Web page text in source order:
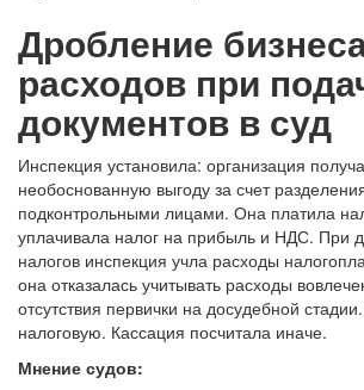
Дробление
расходов при
документов в суд
Инспекция установила: организация
необоснованную выгоду за счет
подконтрольными лицами. Она платила
уплачивала налог на прибыль и НДС. При
налогов инспекция учла расходы
она отказалась учитывать расходы
отсутствия первички на досудебной
налоговую. Кассация посчитала иначе.
Мнение судов: